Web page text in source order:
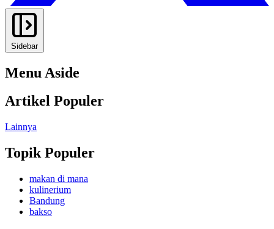
Sidebar
Menu Aside
Artikel Populer
Lainnya
Topik Populer
makan di mana
kulinerium
Bandung
bakso